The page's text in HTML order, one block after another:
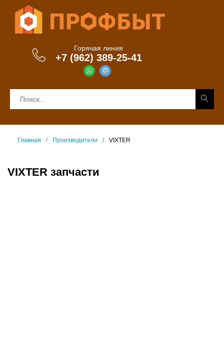
Горячая линия
+7 (962) 389-25-41
Главная Производители VIXTER
VIXTER запчасти